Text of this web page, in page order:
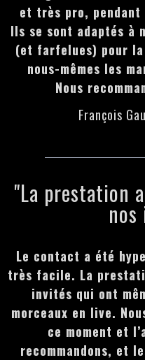
et très pro, pendant
Ils se sont adaptés à
(et farfelues) pour
nous-mêmes les
Nous
François
"La prestation
Le contact a été
très facile. La
invités qui ont
morceaux en live.
ce moment et
recommandons, et